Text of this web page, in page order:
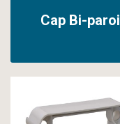
Cap Bi-paroi